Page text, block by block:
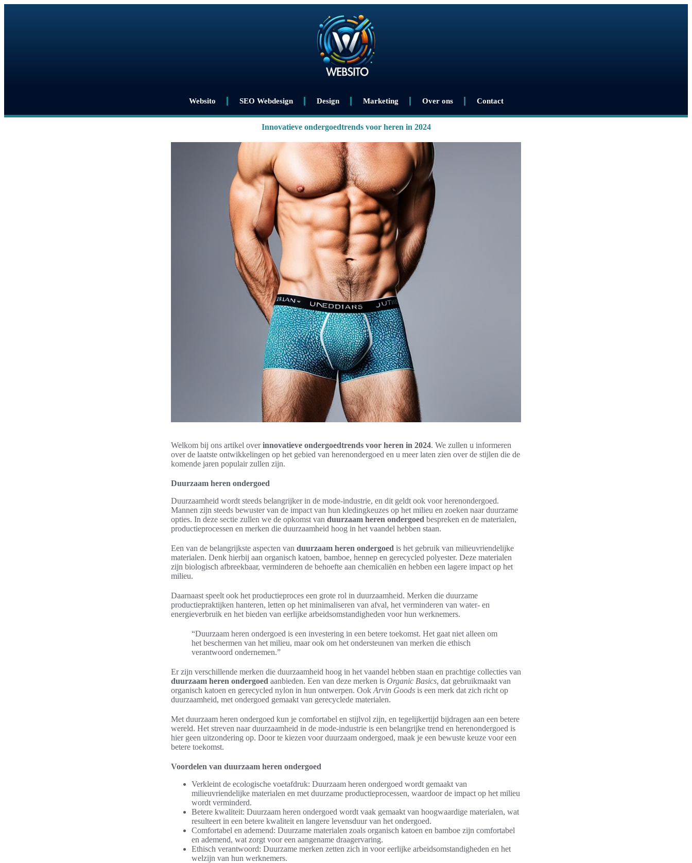
Websito SEO Webdesign Design Marketing Over ons Contact
Innovatieve ondergoedtrends voor heren in 2024
Welkom bij ons artikel overinnovatieve ondergoedtrends voor heren in 2024. We zullen u informeren
over de laatste ontwikkelingen op het gebied van herenondergoed en u meer laten zien over de stijlen die de
komende jaren populair zullen zijn.
Duurzaam heren ondergoed
Duurzaamheid wordt steeds belangrijker in de mode-industrie, en dit geldt ook voor herenondergoed.
Mannen zijn steeds bewuster van de impact van hun kledingkeuzes op het milieu en zoeken naar duurzame
opties. In deze sectie zullen we de opkomst van duurzaam heren ondergoed bespreken en de materialen,
productieprocessen en merken die duurzaamheid hoog in het vaandel hebben staan.
Een van de belangrijkste aspecten van duurzaam heren ondergoed is het gebruik van milieuvriendelijke
materialen. Denk hierbij aan organisch katoen, bamboe, hennep en gerecycled polyester. Deze materialen
zijn biologisch afbreekbaar, verminderen de behoefte aan chemicaliën en hebben een lagere impact op het
milieu.
Daarnaast speelt ook het productieproces een grote rol in duurzaamheid. Merken die duurzame
productiepraktijken hanteren, letten op het minimaliseren van afval, het verminderen van water- en
energieverbruik en het bieden van eerlijke arbeidsomstandigheden voor hun werknemers.
“Duurzaam heren ondergoed is een investering in een betere toekomst. Het gaat niet alleen om
het beschermen van het milieu, maar ook om het ondersteunen van merken die ethisch
verantwoord ondernemen.”
Er zijn verschillende merken die duurzaamheid hoog in het vaandel hebben staan en prachtige collecties van
duurzaam heren ondergoed aanbieden. Een van deze merken is Organic Basics, dat gebruikmaakt van
organisch katoen en gerecycled nylon in hun ontwerpen. Ook Arvin Goods is een merk dat zich richt op
duurzaamheid, met ondergoed gemaakt van gerecyclede materialen.
Met duurzaam heren ondergoed kun je comfortabel en stijlvol zijn, en tegelijkertijd bijdragen aan een betere
wereld. Het streven naar duurzaamheid in de mode-industrie is een belangrijke trend en herenondergoed is
hier geen uitzondering op. Door te kiezen voor duurzaam ondergoed, maak je een bewuste keuze voor een
betere toekomst.
Voordelen van duurzaam heren ondergoed
Verkleint de ecologische voetafdruk: Duurzaam heren ondergoed wordt gemaakt van
milieuvriendelijke materialen en met duurzame productieprocessen, waardoor de impact op het milieu
wordt verminderd.
Betere kwaliteit: Duurzaam heren ondergoed wordt vaak gemaakt van hoogwaardige materialen, wat
resulteert in een betere kwaliteit en langere levensduur van het ondergoed.
Comfortabel en ademend: Duurzame materialen zoals organisch katoen en bamboe zijn comfortabel
en ademend, wat zorgt voor een aangename draagervaring.
Ethisch verantwoord: Duurzame merken zetten zich in voor eerlijke arbeidsomstandigheden en het
welzijn van hun werknemers.